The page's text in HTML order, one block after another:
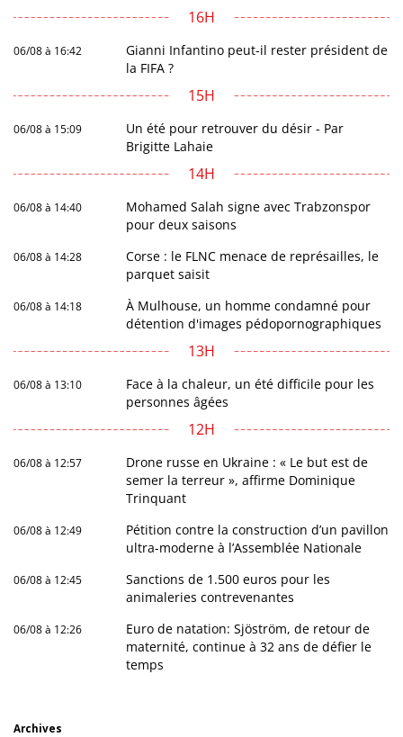
16H
06/08 à 16:42
Gianni Infantino peut-il rester président de
la FIFA ?
15H
06/08 à 15:09
Un été pour retrouver du désir - Par
Brigitte Lahaie
14H
06/08 à 14:40
Mohamed Salah signe avec Trabzonspor
pour deux saisons
06/08 à 14:28
Corse : le FLNC menace de représailles, le
parquet saisit
06/08 à 14:18
À Mulhouse, un homme condamné pour
détention d'images pédopornographiques
13H
06/08 à 13:10
Face à la chaleur, un été difficile pour les
personnes âgées
12H
06/08 à 12:57
Drone russe en Ukraine : « Le but est de
semer la terreur », affirme Dominique
Trinquant
06/08 à 12:49
Pétition contre la construction d’un pavillon
ultra-moderne à l’Assemblée Nationale
06/08 à 12:45
Sanctions de 1.500 euros pour les
animaleries contrevenantes
06/08 à 12:26
Euro de natation: Sjöström, de retour de
maternité, continue à 32 ans de défier le
temps
Archives